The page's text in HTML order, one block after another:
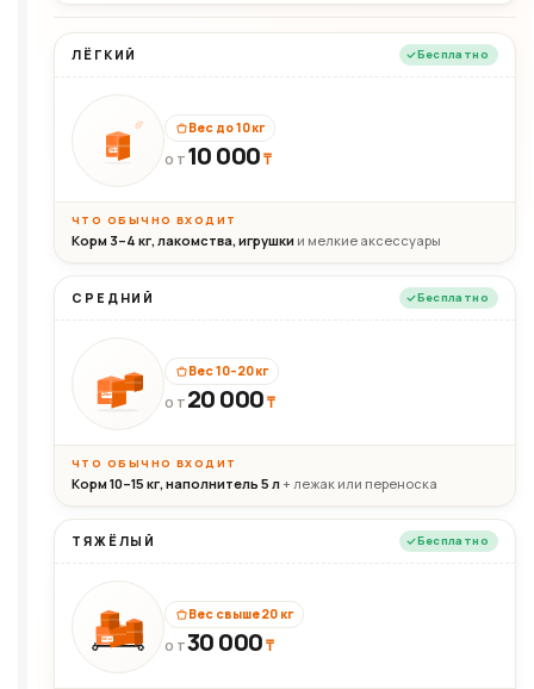
ЛЁГКИЙ Бесплатно
10кг
Вес до 10 кг
ОТ 10 000₸
ЧТО ОБЫЧНО ВХОДИТ
Корм 3–4 кг, лакомства, игрушки и мелкие аксессуары
СРЕДНИЙ Бесплатно
20кг
Вес 10–20 кг
ОТ 20 000₸
ЧТО ОБЫЧНО ВХОДИТ
Корм 10–15 кг, наполнитель 5 л+ лежак или переноска
ТЯЖЁЛЫЙ Бесплатно
30+кг
Вес свыше 20 кг
ОТ30 000₸